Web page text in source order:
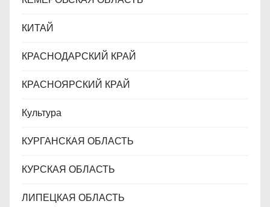
КИТАЙ
КРАСНОДАРСКИЙ КРАЙ
КРАСНОЯРСКИЙ КРАЙ
Культура
КУРГАНСКАЯ ОБЛАСТЬ
КУРСКАЯ ОБЛАСТЬ
ЛИПЕЦКАЯ ОБЛАСТЬ